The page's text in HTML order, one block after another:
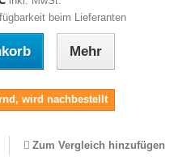
beim Lieferanten
Mehr
wird nachbestellt
Zum Vergleich hinzufügen